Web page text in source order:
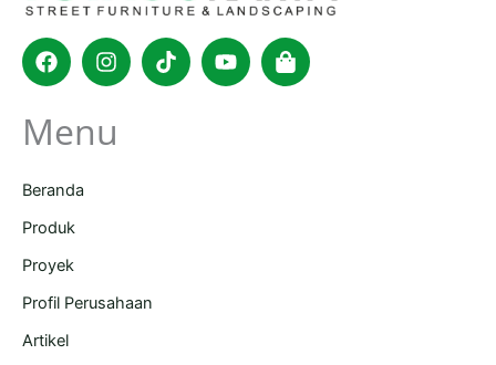
FacebookInstagram
TiktokYoutubeShopping-
bag
Menu
Beranda
Produk
Proyek
Profil Perusahaan
Artikel